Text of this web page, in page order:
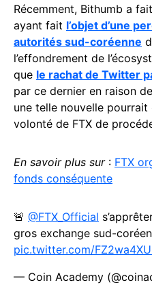
Récemment, Bithumb a
ayant fait l’objet d’une
autorités sud-coréenne
l’effondrement de
que le rachat de Twitter
par ce dernier en raison
une telle nouvelle
volonté de FTX de
En savoir plus sur : FTX
fonds conséquente
🚨 @FTX_Official
gros exchange sud-coréen
pic.twitter.com/
— Coin Academy